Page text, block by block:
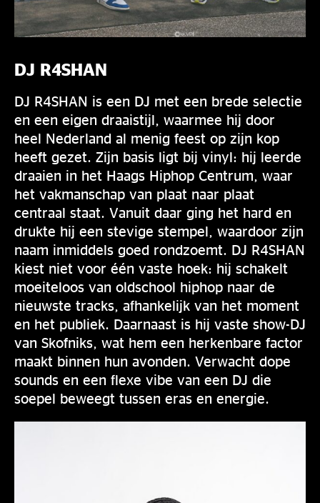
DJ R4SHAN
DJ R4SHAN is een DJ met een brede selectie
en een eigen draaistijl, waarmee hij door
heel Nederland al menig feest op zijn kop
heeft gezet. Zijn basis ligt bij vinyl: hij leerde
draaien in het Haags Hiphop Centrum, waar
het vakmanschap van plaat naar plaat
centraal staat. Vanuit daar ging het hard en
drukte hij een stevige stempel, waardoor zijn
naam inmiddels goed rondzoemt. DJ R4SHAN
kiest niet voor één vaste hoek: hij schakelt
moeiteloos van oldschool hiphop naar de
nieuwste tracks, afhankelijk van het moment
en het publiek. Daarnaast is hij vaste show-DJ
van Skofniks, wat hem een herkenbare factor
maakt binnen hun avonden. Verwacht dope
sounds en een flexe vibe van een DJ die
soepel beweegt tussen eras en energie.